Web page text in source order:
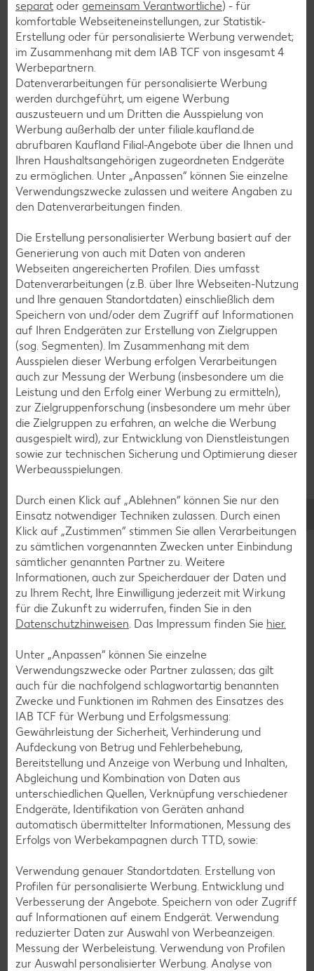
Geflügel-Rezepte
Lamm-Rezepte
Grill-Rezepte
Muffin-Rezepte
Apfelkuchen-Rezepte
Schokokuchen-Rezepte
Torten-Rezepte
Eis-Rezepte
Pfannkuchen-Rezepte
Plätzchen-Rezepte
Smoothie-Rezepte
Bowle-Rezepte
Cocktail-Rezepte
Avocado-Rezepte
Erdbeer-Rezepte
Blaubeer-Rezepte
Bananen-Rezepte
Zurück zu allen Rezepten
Glutenfreie Rezepte
Wer auf Gluten verzichtet, muss nicht automatisch auf
Vielfalt und Geschmack verzichten. Ob süß oder herzhaft –
mit unseren glutenfreien Rezepten zauberst du dir Gerichte,
die nicht nur verträglich, sondern auch richtig lecker sind.
Rezepte entdecken
separat oder gemeinsam Verantwortliche) - für
komfortable Webseiteneinstellungen, zur Statistik-
Erstellung oder für personalisierte Werbung verwendet;
im Zusammenhang mit dem IAB TCF von insgesamt 4
Werbepartnern.
Datenverarbeitungen für personalisierte Werbung
werden durchgeführt, um eigene Werbung
auszusteuern und um Dritten die Ausspielung von
Werbung außerhalb der unter filiale.kaufland.de
abrufbaren Kaufland Filial-Angebote über die Ihnen und
Ihren Haushaltsangehörigen zugeordneten Endgeräte
zu ermöglichen. Unter „Anpassen“ können Sie einzelne
Verwendungszwecke zulassen und weitere Angaben zu
den Datenverarbeitungen finden.
Die Erstellung personalisierter Werbung basiert auf der
Generierung von auch mit Daten von anderen
Webseiten angereicherten Profilen. Dies umfasst
Datenverarbeitungen (z.B. über Ihre Webseiten-Nutzung
und Ihre genauen Standortdaten) einschließlich dem
Speichern von und/oder dem Zugriff auf Informationen
auf Ihren Endgeräten zur Erstellung von Zielgruppen
(sog. Segmenten). Im Zusammenhang mit dem
Ausspielen dieser Werbung erfolgen Verarbeitungen
auch zur Messung der Werbung (insbesondere um die
Leistung und den Erfolg einer Werbung zu ermitteln),
zur Zielgruppenforschung (insbesondere um mehr über
die Zielgruppen zu erfahren, an welche die Werbung
ausgespielt wird), zur Entwicklung von Dienstleistungen
sowie zur technischen Sicherung und Optimierung dieser
Werbeausspielungen.
Durch einen Klick auf „Ablehnen“ können Sie nur den
Einsatz notwendiger Techniken zulassen. Durch einen
Klick auf „Zustimmen“ stimmen Sie allen Verarbeitungen
zu sämtlichen vorgenannten Zwecken unter Einbindung
sämtlicher genannten Partner zu. Weitere
Informationen, auch zur Speicherdauer der Daten und
zu Ihrem Recht, Ihre Einwilligung jederzeit mit Wirkung
für die Zukunft zu widerrufen, finden Sie in den
Datenschutzhinweisen. Das Impressum finden Sie hier.
Unter „Anpassen“ können Sie einzelne
Verwendungszwecke oder Partner zulassen; das gilt
auch für die nachfolgend schlagwortartig benannten
Zwecke und Funktionen im Rahmen des Einsatzes des
IAB TCF für Werbung und Erfolgsmessung:
Gewährleistung der Sicherheit, Verhinderung und
Aufdeckung von Betrug und Fehlerbehebung,
Bereitstellung und Anzeige von Werbung und Inhalten,
Abgleichung und Kombination von Daten aus
unterschiedlichen Quellen, Verknüpfung verschiedener
Endgeräte, Identifikation von Geräten anhand
automatisch übermittelter Informationen, Messung des
Erfolgs von Werbekampagnen durch TTD, sowie:
Verwendung genauer Standortdaten. Erstellung von
Profilen für personalisierte Werbung. Entwicklung und
Verbesserung der Angebote. Speichern von oder Zugriff
auf Informationen auf einem Endgerät. Verwendung
reduzierter Daten zur Auswahl von Werbeanzeigen.
Messung der Werbeleistung. Verwendung von Profilen
zur Auswahl personalisierter Werbung. Analyse von